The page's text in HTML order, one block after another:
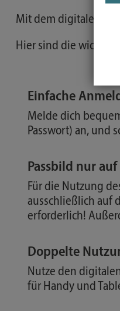
Mit dem digitalen
Hier sind die
Einfache
Melde dich
Passwort) an, und
Passbild nur
Für die Nutzung
ausschließlich auf
erforderlich!
Doppelte
Nutze den
für Handy und